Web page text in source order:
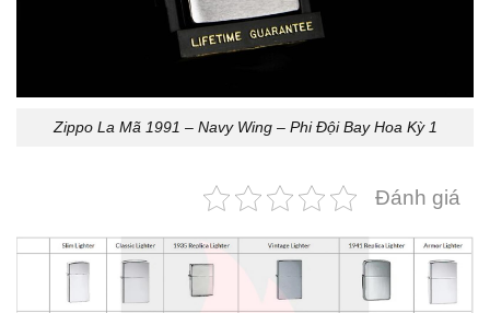
Zippo La Mã 1991 – Navy Wing – Phi Đội Bay Hoa Kỳ 1
Đánh giá